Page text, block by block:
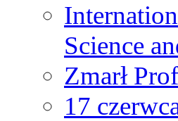
Science
Zmarł
17